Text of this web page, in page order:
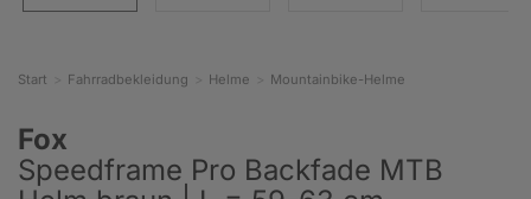
Start Fahrradbekleidung Helme Mountainbike-Helme
Fox
Speedframe Pro Backfade MTB